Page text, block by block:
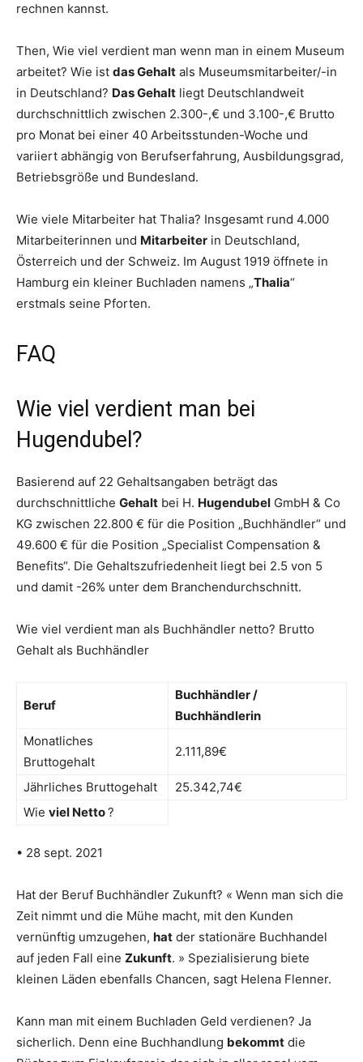
rechnen kannst.
Then, Wie viel verdient man wenn man in einem Museum
arbeitet? Wie ist das Gehalt als Museumsmitarbeiter/-in
in Deutschland? Das Gehalt liegt Deutschlandweit
durchschnittlich zwischen 2.300-,€ und 3.100-,€ Brutto
pro Monat bei einer 40 Arbeitsstunden-Woche und
variiert abhängig von Berufserfahrung, Ausbildungsgrad,
Betriebsgröße und Bundesland.
Wie viele Mitarbeiter hat Thalia? Insgesamt rund 4.000
Mitarbeiterinnen und Mitarbeiter in Deutschland,
Österreich und der Schweiz. Im August 1919 öffnete in
Hamburg ein kleiner Buchladen namens „Thalia“
erstmals seine Pforten.
FAQ
Wie viel verdient man bei
Hugendubel?
Basierend auf 22 Gehaltsangaben beträgt das
durchschnittliche Gehalt bei H. Hugendubel GmbH & Co
KG zwischen 22.800 € für die Position „Buchhändler“ und
49.600 € für die Position „Specialist Compensation &
Benefits“. Die Gehaltszufriedenheit liegt bei 2.5 von 5
und damit -26% unter dem Branchendurchschnitt.
Wie viel verdient man als Buchhändler netto? Brutto
Gehalt als Buchhändler
Beruf
Buchhändler/
Buchhändlerin
Monatliches
Bruttogehalt
2.111,89€
Jährliches Bruttogehalt
25.342,74€
Wie viel Netto?
• 28 sept. 2021
Hat der Beruf Buchhändler Zukunft? « Wenn man sich die
Zeit nimmt und die Mühe macht, mit den Kunden
vernünftig umzugehen, hat der stationäre Buchhandel
auf jeden Fall eine Zukunft. » Spezialisierung biete
kleinen Läden ebenfalls Chancen, sagt Helena Flenner.
Kann man mit einem Buchladen Geld verdienen? Ja
sicherlich. Denn eine Buchhandlung bekommt die